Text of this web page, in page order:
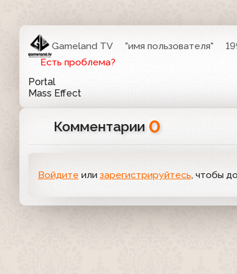
Gameland TV "имя пользователя"
Есть проблема?
Portal
Mass Effect
Комментарии 0
Войдите или зарегистрируйтесь, чтобы